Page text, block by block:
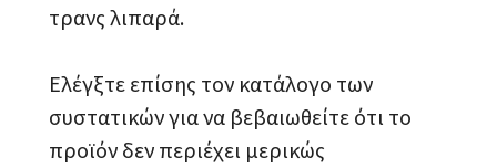
τρανς λιπαρά.
Ελέγξτε επίσης τον κατάλογο των
συστατικών για να βεβαιωθείτε ότι το
προϊόν δεν περιέχει μερικώς